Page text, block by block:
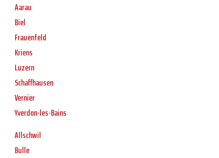
Aarau
Biel
Frauenfeld
Kriens
Luzern
Schaffhausen
Vernier
Yverdon-les-Bains
Allschwil
Bulle